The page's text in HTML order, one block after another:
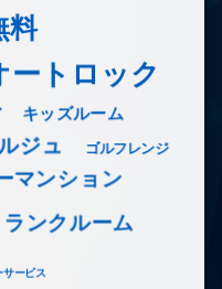
料
ートロック
キッズルーム
ジュ ゴルフレンジ
マンション
ランクルーム
サービス